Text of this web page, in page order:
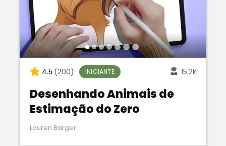
4.5 (200) INICIANTE 15.2k
Desenhando Animais de
Estimação do Zero
Lauren Barger